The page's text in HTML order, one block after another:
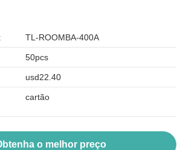
TL-ROOMBA-400A
50pcs
usd22.40
cartão
o melhor preço